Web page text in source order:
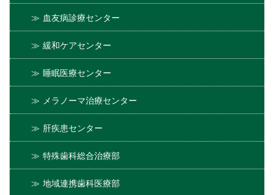
血友病診療センター
緩和ケアセンター
睡眠医療センター
メラノーマ治療センター
肝疾患センター
特殊歯科総合治療部
地域連携歯科医療部